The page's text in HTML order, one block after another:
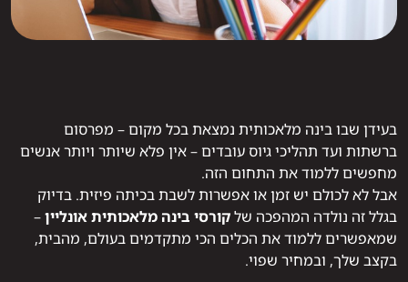
בעידן שבו בינה מלאכותית נמצאת בכל מקום – מפרסום
ברשתות ועד תהליכי גיוס עובדים – אין פלא שיותר ויותר אנשים
מחפשים ללמוד את התחום הזה.
אבל לא לכולם יש זמן או אפשרות לשבת בכיתה פיזית. בדיוק
בגלל זה נולדה המהפכה שלקורסי בינה מלאכותית אונליין–
שמאפשרים ללמוד את הכלים הכי מתקדמים בעולם, מהבית,
בקצב שלך, ובמחיר שפוי.